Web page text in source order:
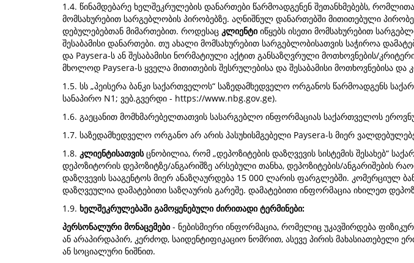
1.4. წინამდებარე ხელშეკრულების დანართები წარმოადგენენ შეთანხმებებს,
მომსახურებით სარგებლობის პირობებზე. აღნიშნულ დანართებში მითითებული
დებულებებთან მიმართებით. როდესაც კლიენტი იწყებს ისეთი მომსახურებით
შესაბამისი დანართები. თუ ახალი მომსახურებით სარგებლობისათვის საჭიროა
და Paysera-ს ან შესაბამისი ნორმატიული აქტით განსაზღვრული მოთხოვნების/
მხოლოდ Paysera-ს ყველა მითითების შესრულებისა და შესაბამისი მოთხოვნებისა და
1.5. სს „პეისერა ბანკი საქართველოს“ საზედამხედველო ორგანოს წარმოადგენს
სანაპირო N1; ვებ.გვერდი - https://www.nbg.gov.ge).
1.6. გაეცანით მომხმარებელთათვის სასარგებლო ინფორმაციას საქართველოს
1.7. საზედამხედველო ორგანო არ არის პასუხისმგებელი Paysera-ს მიერ
1.8. კლიენტისათვისცნობილია, რომ „დეპოზიტების დაზღვევის სისტემის შესახებ“
დეპოზიტორის დეპოზიტზე/ანგარიშზე არსებული თანხა, დეპოზიტების/ანგარიშების
დაზღვევის სააგენტოს მიერ ანაზღაურდება 15 000 ლარის ფარგლებში. კომერციულ
დაზღვეულია დამატებითი საზღაურის გარეშე. დამატებითი ინფორმაცია იხილეთ
1.9. ხელშეკრულებაში გამოყენებული ძირითადი ტერმინები:
პერსონალური მონაცემები - ნებისმიერი ინფორმაცია, რომელიც უკავშირდება
ან არაპირდაპირ, კერძოდ, საიდენტიფიკაციო ნომრით, ასევე პირის
ან სოციალური ნიშნით.